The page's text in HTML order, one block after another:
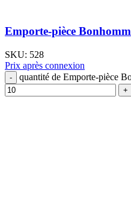
Emporte-pièce
SKU: 528
Prix après connexion
quantité de Emporte-pièce